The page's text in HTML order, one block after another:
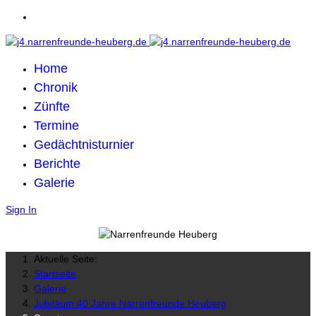
Home
Chronik
Zünfte
Termine
Gedächtnisturnier
Berichte
Galerie
Sign In
Aktuelle Seite:
Startseite
Galerie
Jubiläum 40 Jahre Narrenfreunde Heuberg